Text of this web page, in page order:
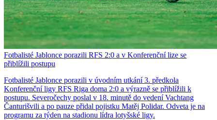
Fotbalisté Jablonce porazili RFS 2:0 a v Konferenční lize se
přiblížili postupu
Fotbalisté Jablonce porazili v úvodním utkání 3. předkola
Konferenční ligy RFS Riga doma 2:0 a výrazně se přiblížili k
postupu. Severočechy poslal v 18. minutě do vedení Vachtang
Čanturišvili a po pauze přidal pojistku Matěj Polidar. Odveta je na
programu za týden na stadionu lídra lotyšské ligy.